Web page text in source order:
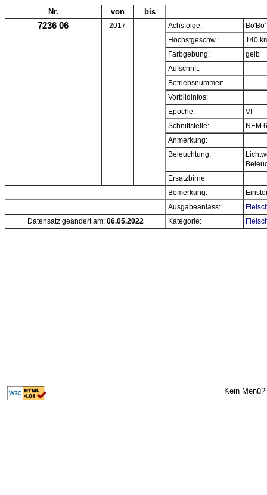
Nr. von bis
7236 06 2017 Achsfolge:
Bo'Bo'
Höchstgeschw.:
140
Farbgebung:
gelb
Aufschrift:
Betriebsnummer:
Vorbildinfos:
Epoche:
VI
Schnittstelle:
NEM
Anmerkung:
Beleuchtung:
Ersatzbirne:
Bemerkung:
Ausgabeanlass:
Datensatz geändert am: 06.05.2022 Kategorie:
Kein